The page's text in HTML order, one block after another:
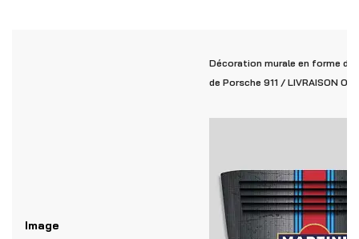
Décoration murale en forme de
de Porsche 911 / LIVRAISON
Image